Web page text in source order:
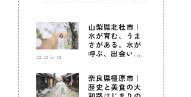
ロコレコ
山梨県北杜市｜
水が育む、うま
さがある。水が
呼ぶ、出会いが
奈良県橿原市｜
歴史と美食の大